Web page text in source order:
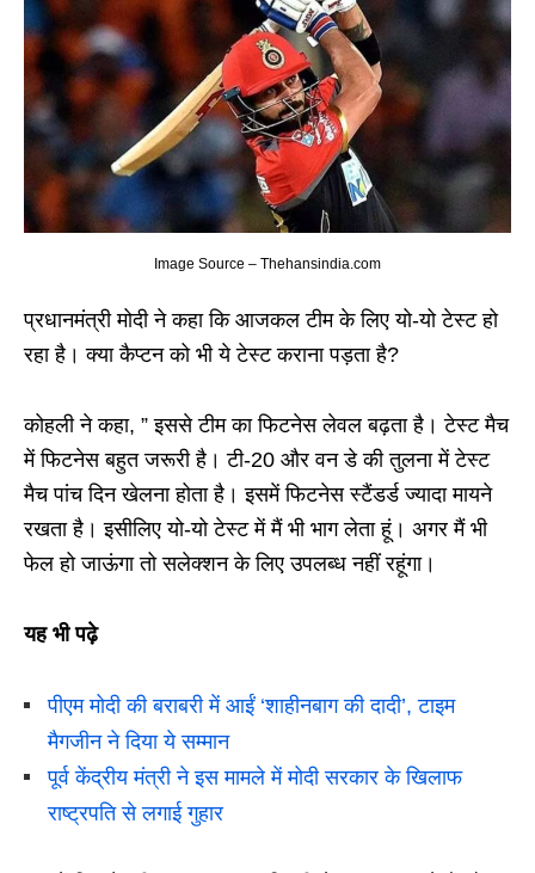
Image Source – Thehansindia.com
प्रधानमंत्री मोदी ने कहा कि आजकल टीम के लिए यो-यो टेस्ट हो
रहा है। क्या कैप्टन को भी ये टेस्ट कराना पड़ता है?
कोहली ने कहा, ” इससे टीम का फिटनेस लेवल बढ़ता है। टेस्ट मैच
में फिटनेस बहुत जरूरी है। टी-20 और वन डे की तुलना में टेस्ट
मैच पांच दिन खेलना होता है। इसमें फिटनेस स्टैंडर्ड ज्यादा मायने
रखता है। इसीलिए यो-यो टेस्ट में मैं भी भाग लेता हूं। अगर मैं भी
फेल हो जाऊंगा तो सलेक्शन के लिए उपलब्ध नहीं रहूंगा।
यह भी पढ़े
पीएम मोदी की बराबरी में आईं ‘शाहीनबाग की दादी’, टाइम
मैगजीन ने दिया ये सम्मान
पूर्व केंद्रीय मंत्री ने इस मामले में मोदी सरकार के खिलाफ
राष्ट्रपति से लगाई गुहार